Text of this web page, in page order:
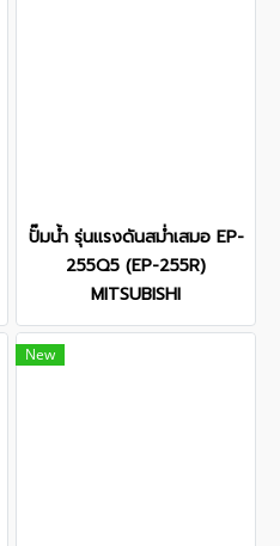
ปั๊มน้ำ รุ่นแรงดันสม่ำเสมอ EP-
255Q5 (EP-255R)
MITSUBISHI
New